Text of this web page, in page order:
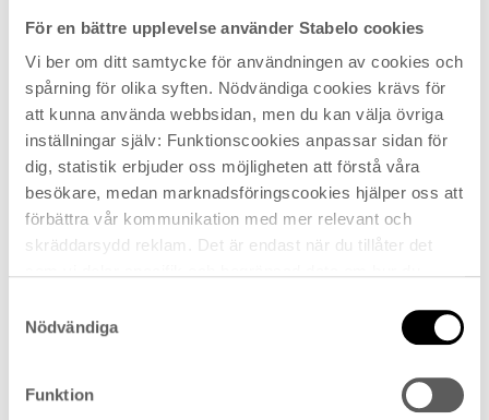
För en bättre upplevelse använder Stabelo cookies
Vi ber om ditt samtycke för användningen av cookies och
spårning för olika syften. Nödvändiga cookies krävs för
att kunna använda webbsidan, men du kan välja övriga
inställningar själv: Funktionscookies anpassar sidan för
dig, statistik erbjuder oss möjligheten att förstå våra
besökare, medan marknadsföringscookies hjälper oss att
förbättra vår kommunikation med mer relevant och
skräddarsydd reklam. Det är endast när du tillåter det
annonspartners, som kan kombinera det med övrig data
som du själv förmedlat till dom eller som samlats in när
du använt deras tjänster. Läs mer under avsnittet "Om"
ovan.
Nödvändiga
Funktion
Exempel på dolda fel inkluderar skadedjur,
fuktskador, mögel, läckage, konstruktionsfel,
dräneringsproblem, elfel och brister i ventilationen.
Säljaren ansvarar för att åtgärda sådana fel, även
om de inte var medvetna om dem när fastigheten
såldes.
överlåtelsebesiktning redan innan visningen. Det är
ofta en fördel både för säljare och köpare. Säljaren